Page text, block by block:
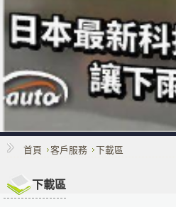
首頁 客戶服務 下載區
下載區